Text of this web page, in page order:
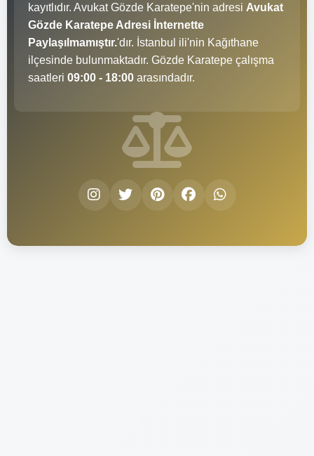
kayıtlıdır. Avukat Gözde Karatepe'nin adresi Avukat
Gözde Karatepe Adresi İnternette
Paylaşılmamıştır.'dır. İstanbul ili'nin Kağıthane
ilçesinde bulunmaktadır. Gözde Karatepe çalışma
saatleri 09:00 - 18:00 arasındadır.